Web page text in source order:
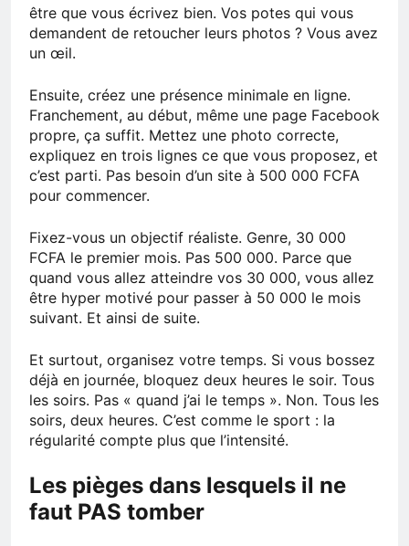
être que vous écrivez bien. Vos potes qui vous
demandent de retoucher leurs photos ? Vous avez
un œil.
Ensuite, créez une présence minimale en ligne.
Franchement, au début, même une page Facebook
propre, ça suffit. Mettez une photo correcte,
expliquez en trois lignes ce que vous proposez, et
c’est parti. Pas besoin d’un site à 500 000 FCFA
pour commencer.
Fixez-vous un objectif réaliste. Genre, 30 000
FCFA le premier mois. Pas 500 000. Parce que
quand vous allez atteindre vos 30 000, vous allez
être hyper motivé pour passer à 50 000 le mois
suivant. Et ainsi de suite.
Et surtout, organisez votre temps. Si vous bossez
déjà en journée, bloquez deux heures le soir. Tous
les soirs. Pas « quand j’ai le temps ». Non. Tous les
soirs, deux heures. C’est comme le sport : la
régularité compte plus que l’intensité.
Les pièges dans lesquels il ne
faut PAS tomber